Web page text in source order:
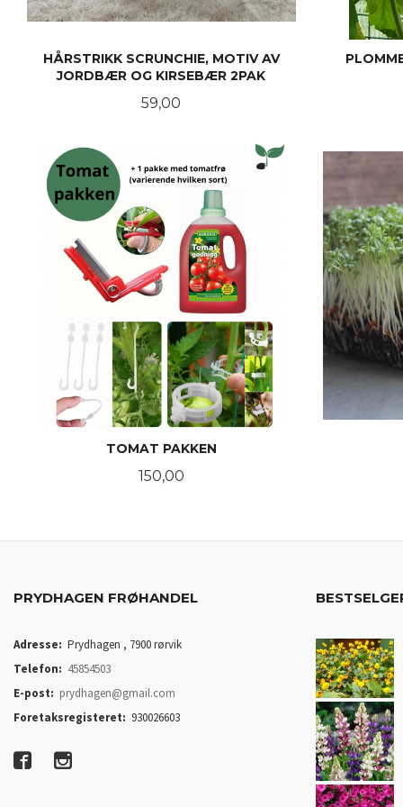
HÅRSTRIKK SCRUNCHIE, MOTIV AV
JORDBÆR OG KIRSEBÆR 2PAK
Pris
59,00
TOMAT PAKKEN
Pris
150,00
PRYDHAGEN FRØHANDEL
Adresse: Prydhagen , 7900 rørvik
Telefon: 45854503
E-post: prydhagen@gmail.com
Foretaksregisteret: 930026603